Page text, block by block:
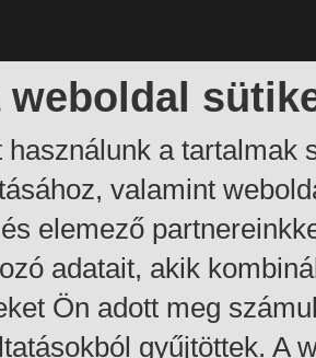
weboldal
használunk a tartalmak
valamint
elemező
adatait, akik
Ön adott meg
gyűjtöttek. A